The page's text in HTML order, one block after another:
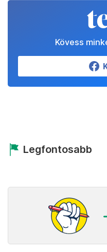
Kövess
Legfontosabb